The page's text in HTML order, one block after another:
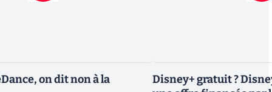
on dit non à la
Disney+ gratuit ?